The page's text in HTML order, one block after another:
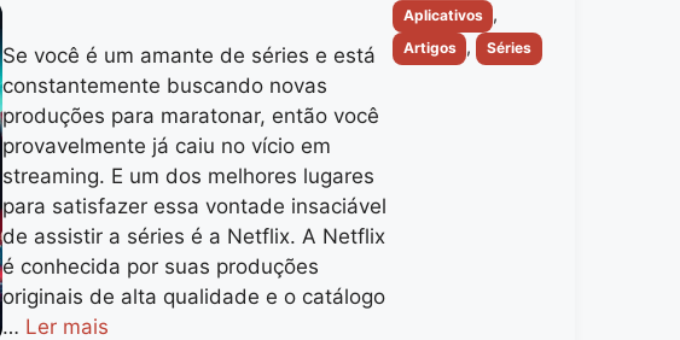
Se você é um amante de séries e está
constantemente buscando novas
produções para maratonar, então você
provavelmente já caiu no vício em
streaming. E um dos melhores lugares
para satisfazer essa vontade insaciável
de assistir a séries é a Netflix. A Netflix
é conhecida por suas produções
originais de alta qualidade e o catálogo
… Ler mais
Categorias
Aplicativos ,
Artigos , Séries